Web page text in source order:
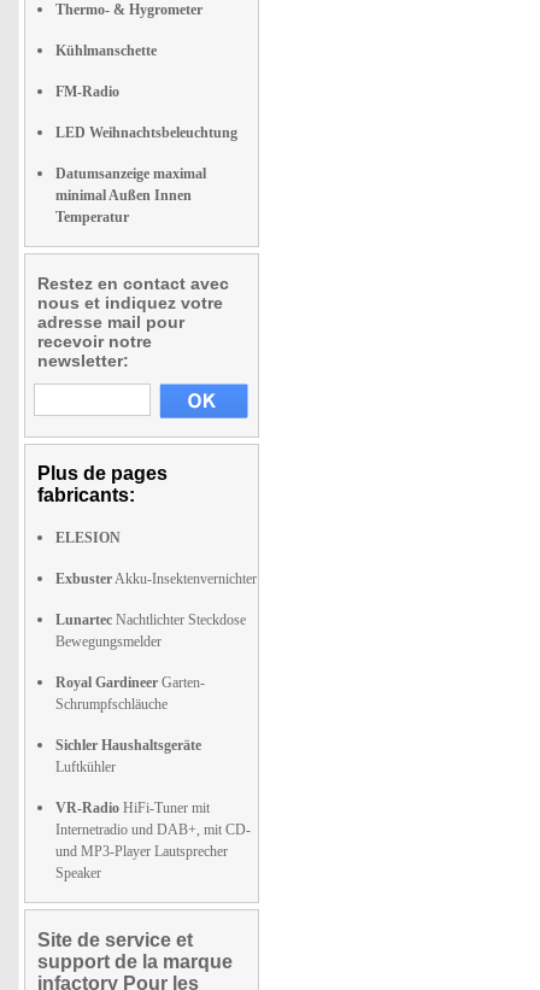
Thermo- & Hygrometer
Kühlmanschette
FM-Radio
LED Weihnachtsbeleuchtung
Datumsanzeige maximal
minimal Außen Innen
Temperatur
Restez en contact avec
nous et indiquez votre
adresse mail pour
recevoir notre
newsletter:
Plus de pages
fabricants:
ELESION
ExbusterAkku-Insektenvernichter
Lunartec Nachtlichter Steckdose
Bewegungsmelder
Royal Gardineer Garten-
Schrumpfschläuche
Sichler Haushaltsgeräte
Luftkühler
VR-Radio HiFi-Tuner mit
Internetradio und DAB+, mit CD-
und MP3-Player Lautsprecher
Speaker
Site de service et
support de la marque
infactory Pour les